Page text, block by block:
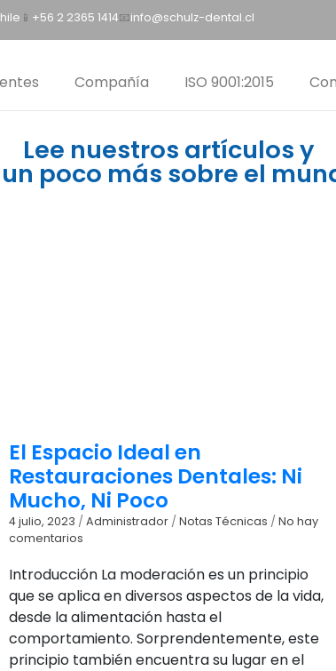
📱 +56 2 2365 1414📧info@schulz-dental.cl
Compañía ISO 9001:2015
Lee nuestros artículos y
poco más sobre el
El Espacio Ideal en
Restauraciones Dentales: Ni
Mucho, Ni Poco
4 julio, 2023 / Administrador / Notas Técnicas / No hay
comentarios
Introducción La moderación es un principio
que se aplica en diversos aspectos de la vida,
desde la alimentación hasta el
comportamiento. Sorprendentemente, este
principio también encuentra su lugar en el